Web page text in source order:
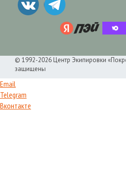
© 1992-2026 Центр Экипировки
защищены
Email
Telegram
Вконтакте